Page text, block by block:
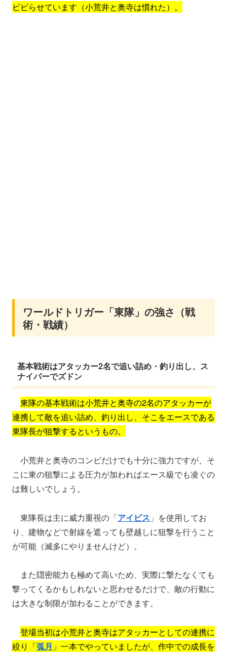
ビビらせています（小荒井と奥寺は慣れた）。
ワールドトリガー「東隊」の強さ（戦
術・戦績）
基本戦術はアタッカー2名で追い詰め・釣り出し、ス
ナイパーでズドン
東隊の基本戦術は小荒井と奥寺の2名のアタッカーが
連携して敵を追い詰め、釣り出し、そこをエースである
東隊長が狙撃するというもの。
小荒井と奥寺のコンビだけでも十分に強力ですが、そ
こに東の狙撃による圧力が加わればエース級でも凌ぐの
は難しいでしょう。
東隊長は主に威力重視の「アイビス 」を使用してお
り、建物などで射線を遮っても壁越しに狙撃を行うこと
が可能（滅多にやりませんけど）。
また隠密能力も極めて高いため、実際に撃たなくても
撃ってくるかもしれないと思わせるだけで、敵の行動に
は大きな制限が加わることができます。
登場当初は小荒井と奥寺はアタッカーとしての連携に
絞り「弧月 」一本でやっていましたが、作中での成長を